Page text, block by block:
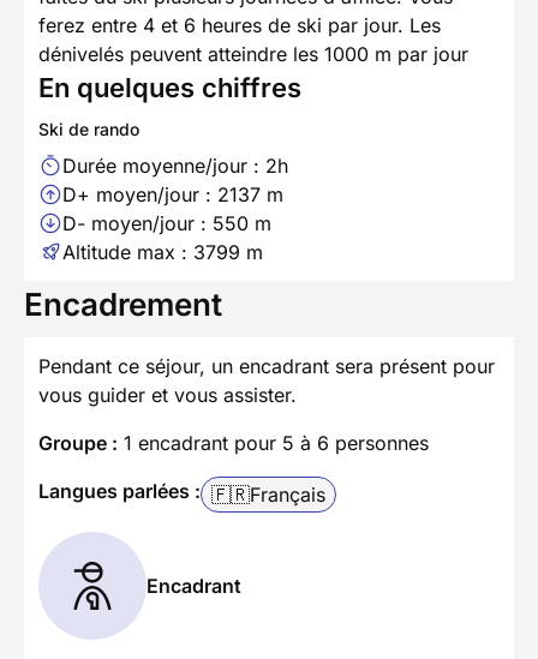
ferez entre 4 et 6 heures de ski par jour. Les
dénivelés peuvent atteindre les 1000 m par jour
En quelques chiffres
Ski de rando
Durée moyenne/jour : 2h
D+ moyen/jour : 2137 m
D- moyen/jour : 550 m
Altitude max : 3799 m
Encadrement
Pendant ce séjour, un encadrant sera présent pour
vous guider et vous assister.
Groupe : 1 encadrant pour 5 à 6 personnes
Langues parlées : 🇫🇷Français
Encadrant